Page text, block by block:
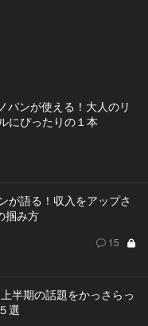
パンが使える！大人のリ
にぴったりの１本
が語る！収入をアップさ
掴み方
15
半期の話題をかっさらっ
選